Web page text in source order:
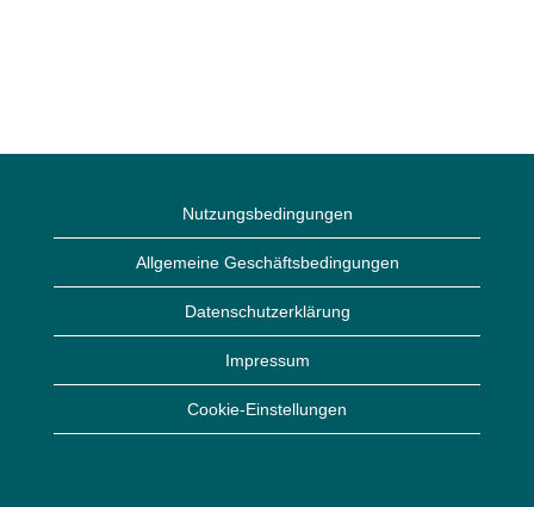
Nutzungsbedingungen
Allgemeine Geschäftsbedingungen
Datenschutzerklärung
Impressum
Cookie-Einstellungen